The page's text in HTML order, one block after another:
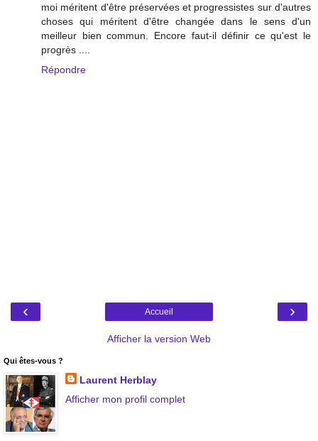
moi méritent d'être préservées et progressistes sur d'autres
choses qui méritent d'être changée dans le sens d'un
meilleur bien commun. Encore faut-il définir ce qu'est le
progrès ....
Répondre
‹ ›
Accueil
Afficher la version Web
Qui êtes-vous ?
Laurent Herblay
Afficher mon profil complet